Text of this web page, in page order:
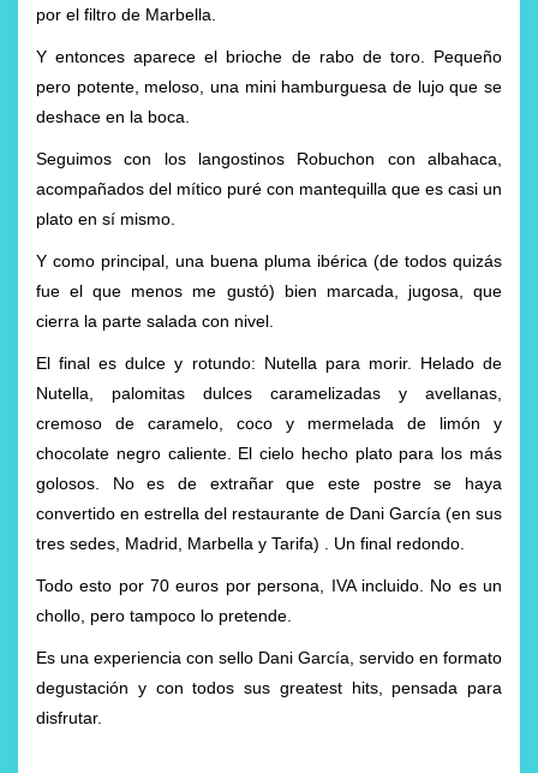
por el filtro de Marbella.
Y entonces aparece el brioche de rabo de toro. Pequeño
pero potente, meloso, una mini hamburguesa de lujo que se
deshace en la boca.
Seguimos con los langostinos Robuchon con albahaca,
acompañados del mítico puré con mantequilla que es casi un
plato en sí mismo.
Y como principal, una buena pluma ibérica (de todos quizás
fue el que menos me gustó) bien marcada, jugosa, que
cierra la parte salada con nivel.
El final es dulce y rotundo: Nutella para morir. Helado de
Nutella, palomitas dulces caramelizadas y avellanas,
cremoso de caramelo, coco y mermelada de limón y
chocolate negro caliente. El cielo hecho plato para los más
golosos. No es de extrañar que este postre se haya
convertido en estrella del restaurante de Dani García (en sus
tres sedes, Madrid, Marbella y Tarifa) . Un final redondo.
Todo esto por 70 euros por persona, IVA incluido. No es un
chollo, pero tampoco lo pretende.
Es una experiencia con sello Dani García, servido en formato
degustación y con todos sus greatest hits, pensada para
disfrutar.